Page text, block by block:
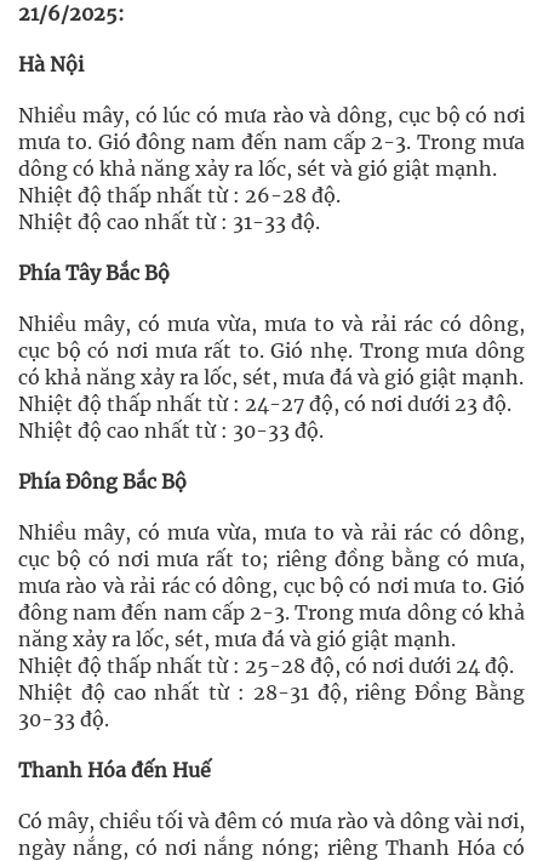
21/6/2025:
Hà Nội
Nhiều mây, có lúc có mưa rào và dông, cục bộ có nơi
mưa to. Gió đông nam đến nam cấp 2-3. Trong mưa
dông có khả năng xảy ra lốc, sét và gió giật mạnh.
Nhiệt độ thấp nhất từ : 26-28 độ.
Nhiệt độ cao nhất từ : 31-33 độ.
Phía Tây Bắc Bộ
Nhiều mây, có mưa vừa, mưa to và rải rác có dông,
cục bộ có nơi mưa rất to. Gió nhẹ. Trong mưa dông
có khả năng xảy ra lốc, sét, mưa đá và gió giật mạnh.
Nhiệt độ thấp nhất từ : 24-27 độ, có nơi dưới 23 độ.
Nhiệt độ cao nhất từ : 30-33 độ.
Phía Đông Bắc Bộ
Nhiều mây, có mưa vừa, mưa to và rải rác có dông,
cục bộ có nơi mưa rất to; riêng đồng bằng có mưa,
mưa rào và rải rác có dông, cục bộ có nơi mưa to. Gió
đông nam đến nam cấp 2-3. Trong mưa dông có khả
năng xảy ra lốc, sét, mưa đá và gió giật mạnh.
Nhiệt độ thấp nhất từ : 25-28 độ, có nơi dưới 24 độ.
Nhiệt độ cao nhất từ : 28-31 độ, riêng Đồng Bằng
30-33 độ.
Thanh Hóa đến Huế
Có mây, chiều tối và đêm có mưa rào và dông vài nơi,
ngày nắng, có nơi nắng nóng; riêng Thanh Hóa có